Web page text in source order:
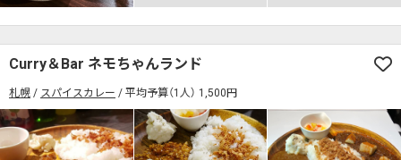
Curry＆Bar ネモちゃんランド
札幌 スパイスカレー 平均予算（1人） 1,500円